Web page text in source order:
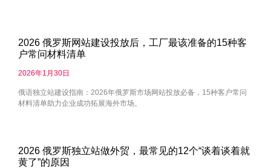
2026 俄罗斯网站建设投放后，工厂最该准备的15种客
户常问材料清单
2026年1月30日
俄语独立站建设指南：2026年俄罗斯市场网站投放必备，15种客户常问
材料清单助力企业成功拓展海外市场。
2026 俄罗斯独立站做外贸，最常见的12个“谈着谈着就
黄了”的原因